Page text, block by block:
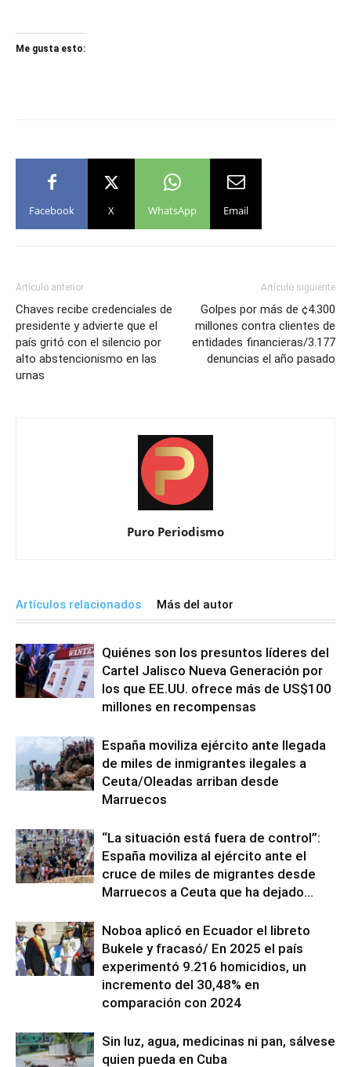
Me gusta esto:
Facebook X WhatsApp Email
Artículo anterior
Chaves recibe credenciales de
presidente y advierte que el
país gritó con el silencio por
alto abstencionismo en las
urnas
Artículo siguiente
Golpes por más de ¢4.300
millones contra clientes de
entidades financieras/3.177
denuncias el año pasado
Puro Periodismo
Artículos relacionados Más del autor
Quiénes son los presuntos líderes del
Cartel Jalisco Nueva Generación por
los que EE.UU. ofrece más de US$100
millones en recompensas
España moviliza ejército ante llegada
de miles de inmigrantes ilegales a
Ceuta/Oleadas arriban desde
Marruecos
“La situación está fuera de control”:
España moviliza al ejército ante el
cruce de miles de migrantes desde
Marruecos a Ceuta que ha dejado...
Noboa aplicó en Ecuador el libreto
Bukele y fracasó/ En 2025 el país
experimentó 9.216 homicidios, un
incremento del 30,48% en
comparación con 2024
Sin luz, agua, medicinas ni pan, sálvese
quien pueda en Cuba